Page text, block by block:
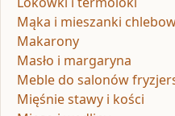
Mąka i mieszanki
Makarony
Masło i margaryna
Meble do salonów
Mięśnie stawy i kości